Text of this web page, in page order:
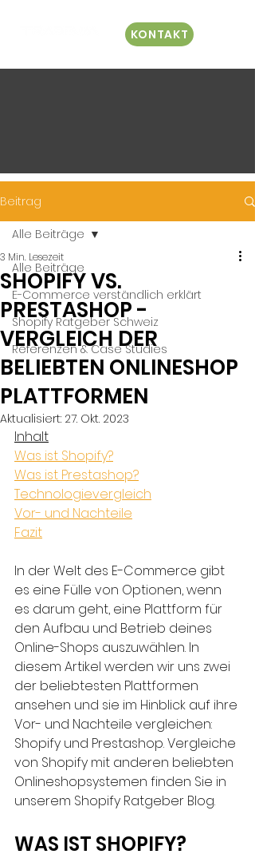
KONTAKT
Beitrag
Alle Beiträge
E-Commerce verständlich erklärt
Shopify Ratgeber Schweiz
Referenzen & Case Studies
Alle Beiträge
SHOPIFY VS.
PRESTASHOP -
VERGLEICH DER
BELIEBTEN ONLINESHOP
PLATTFORMEN
3 Min. Lesezeit
Aktualisiert: 27. Okt. 2023
Inhalt
Was ist Shopify?
Was ist Prestashop?
Technologievergleich
Vor- und Nachteile
Fazit
In der Welt des E-Commerce gibt
es eine Fülle von Optionen, wenn
es darum geht, eine Plattform für
den Aufbau und Betrieb deines
Online-Shops auszuwählen. In
diesem Artikel werden wir uns zwei
der beliebtesten Plattformen
ansehen und sie im Hinblick auf ihre
Vor- und Nachteile vergleichen:
Shopify und Prestashop. Vergleiche
von Shopify mit anderen beliebten
Onlineshopsystemen finden Sie in
unserem Shopify Ratgeber Blog.
WAS IST SHOPIFY?